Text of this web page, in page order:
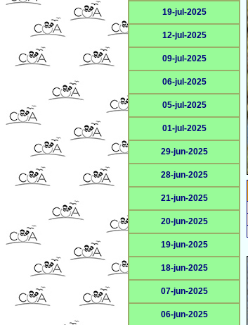
19-jul-2025
12-jul-2025
09-jul-2025
06-jul-2025
05-jul-2025
01-jul-2025
29-jun-2025
28-jun-2025
21-jun-2025
20-jun-2025
19-jun-2025
18-jun-2025
07-jun-2025
06-jun-2025